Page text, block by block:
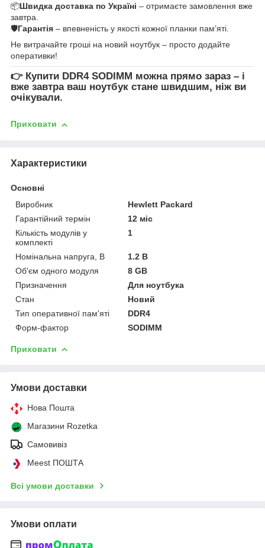
📦Швидка доставка по Україні – отримаєте замовлення вже
завтра.
🛡Гарантія – впевненість у якості кожної планки пам’яті.
Не витрачайте гроші на новий ноутбук – просто додайте
оперативки!
👉 Купити DDR4 SODIMM можна прямо зараз – і
вже завтра ваш ноутбук стане швидшим, ніж ви
очікували.
Приховати
Характеристики
Основні
Виробник
Hewlett Packard
Гарантійний термін
12 міс
Кількість модулів у
комплекті
1
Номінальна напруга, В
1.2 В
Об'єм одного модуля
8 GB
Призначення
Для ноутбука
Стан
Новий
Тип оперативної пам'яті
DDR4
Форм-фактор
SODIMM
Приховати
Умови доставки
Нова Пошта
Магазини Rozetka
Самовивіз
Meest ПОШТА
Всі умови доставки
Умови оплати